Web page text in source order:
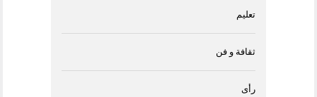
تعليم
ثقافة و فن
رأى